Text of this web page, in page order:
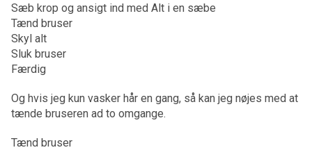
Sæb krop og ansigt ind med Alt i en sæbe
Tænd bruser
Skyl alt
Sluk bruser
Færdig
Og hvis jeg kun vasker hår en gang, så kan jeg nøjes med at
tænde bruseren ad to omgange.
Tænd bruser